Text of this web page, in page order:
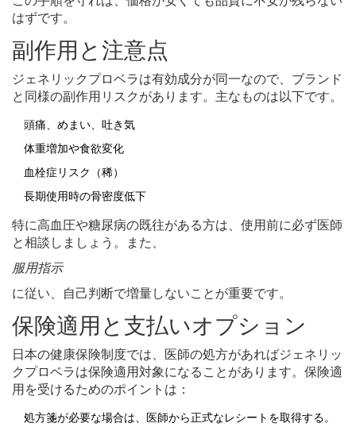
はずです。
副作用と注意点
ジェネリックプロベラは有効成分が同一なので、ブランド
と同様の副作用リスクがあります。主なものは以下です。
頭痛、めまい、吐き気
体重増加や食欲変化
血栓症リスク（稀）
長期使用時の骨密度低下
特に高血圧や糖尿病の既往がある方は、使用前に必ず医師
と相談しましょう。また、
服用指示
に従い、自己判断で増量しないことが重要です。
保険適用と支払いオプション
日本の健康保険制度では、医師の処方があればジェネリッ
クプロベラは保険適用対象になることがあります。保険適
用を受けるためのポイントは：
処方箋が必要な場合は、医師から正式なレシートを取得する。